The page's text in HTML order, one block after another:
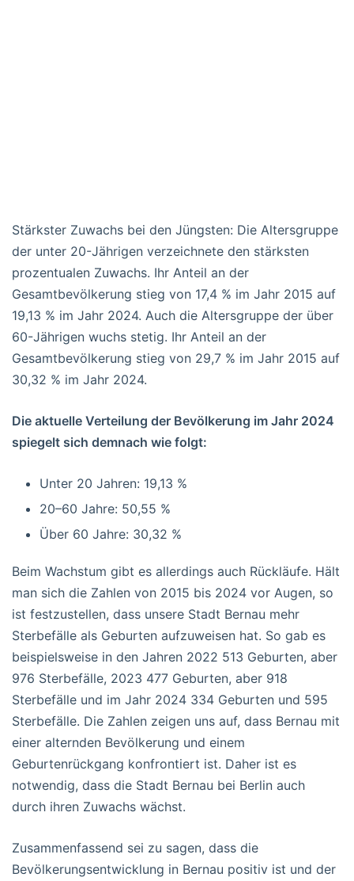
Stärkster Zuwachs bei den Jüngsten: Die Altersgruppe
der unter 20-Jährigen verzeichnete den stärksten
prozentualen Zuwachs. Ihr Anteil an der
Gesamtbevölkerung stieg von 17,4 % im Jahr 2015 auf
19,13 % im Jahr 2024. Auch die Altersgruppe der über
60-Jährigen wuchs stetig. Ihr Anteil an der
Gesamtbevölkerung stieg von 29,7 % im Jahr 2015 auf
30,32 % im Jahr 2024.
Die aktuelle Verteilung der Bevölkerung im Jahr 2024
spiegelt sich demnach wie folgt:
Unter 20 Jahren: 19,13 %
20–60 Jahre: 50,55 %
Über 60 Jahre: 30,32 %
Beim Wachstum gibt es allerdings auch Rückläufe. Hält
man sich die Zahlen von 2015 bis 2024 vor Augen, so
ist festzustellen, dass unsere Stadt Bernau mehr
Sterbefälle als Geburten aufzuweisen hat. So gab es
beispielsweise in den Jahren 2022 513 Geburten, aber
976 Sterbefälle, 2023 477 Geburten, aber 918
Sterbefälle und im Jahr 2024 334 Geburten und 595
Sterbefälle. Die Zahlen zeigen uns auf, dass Bernau mit
einer alternden Bevölkerung und einem
Geburtenrückgang konfrontiert ist. Daher ist es
notwendig, dass die Stadt Bernau bei Berlin auch
durch ihren Zuwachs wächst.
Zusammenfassend sei zu sagen, dass die
Bevölkerungsentwicklung in Bernau positiv ist und der